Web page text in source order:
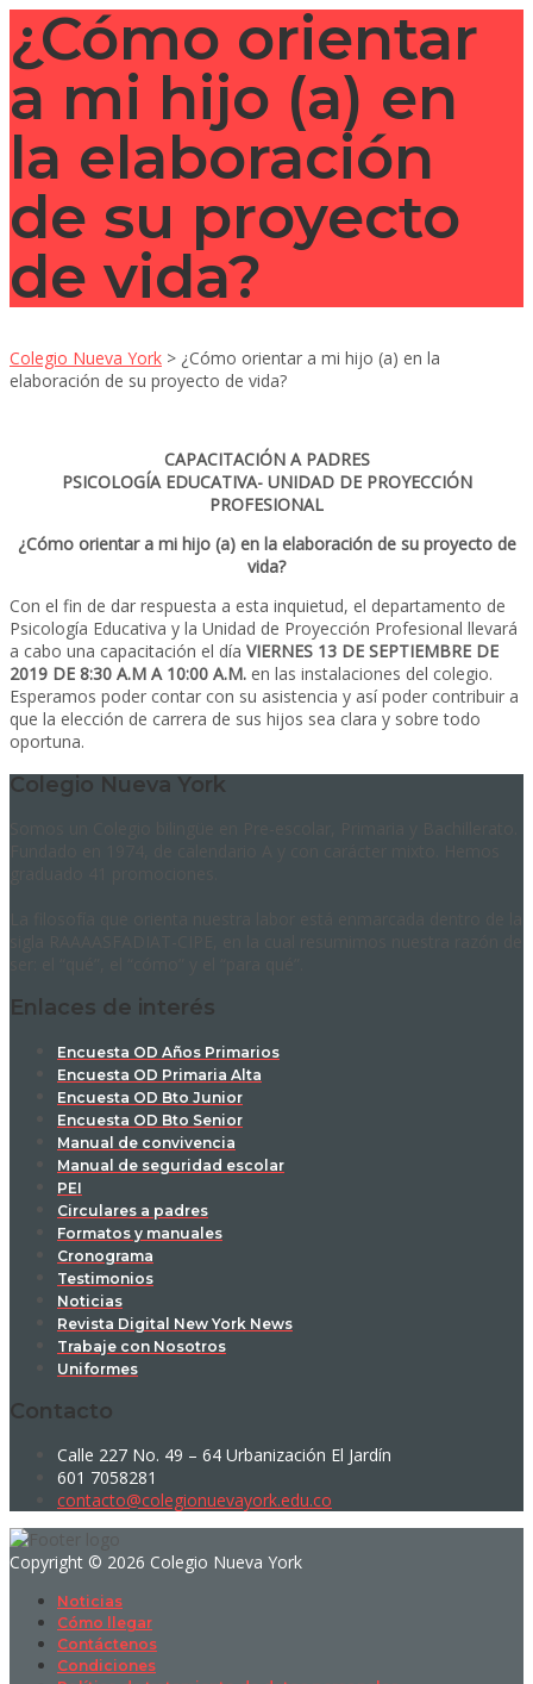
¿Cómo orientar
a mi hijo (a) en
la elaboración
de su proyecto
de vida?
Colegio Nueva York > ¿Cómo orientar a mi hijo (a) en la
elaboración de su proyecto de vida?
CAPACITACIÓN A PADRES
PSICOLOGÍA EDUCATIVA- UNIDAD DE PROYECCIÓN
PROFESIONAL
¿Cómo orientar a mi hijo (a) en la elaboración de su proyecto de
vida?
Con el fin de dar respuesta a esta inquietud, el departamento de
Psicología Educativa y la Unidad de Proyección Profesional llevará
a cabo una capacitación el día VIERNES 13 DE SEPTIEMBRE DE
2019 DE 8:30 A.M A 10:00 A.M. en las instalaciones del colegio.
Esperamos poder contar con su asistencia y así poder contribuir a
que la elección de carrera de sus hijos sea clara y sobre todo
oportuna.
Colegio Nueva York
Enlaces de interés
Encuesta OD Años Primarios
Encuesta OD Primaria Alta
Encuesta OD Bto Junior
Encuesta OD Bto Senior
Manual de convivencia
Manual de seguridad escolar
PEI
Circulares a padres
Formatos y manuales
Cronograma
Testimonios
Noticias
Revista Digital New York News
Trabaje con Nosotros
Uniformes
Contacto
Calle 227 No. 49 – 64 Urbanización El Jardín
601 7058281
contacto@colegionuevayork.edu.co
Copyright © 2026 Colegio Nueva York
Noticias
Cómo llegar
Contáctenos
Condiciones